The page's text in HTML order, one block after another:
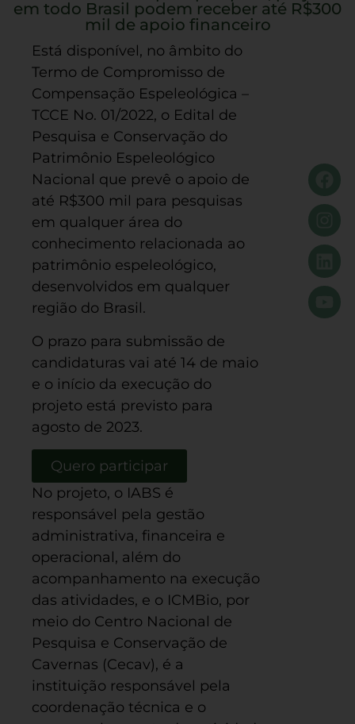
em todo Brasil podem receber até R$300
mil de apoio financeiro
Está disponível, no âmbito do
Termo de Compromisso de
Compensação Espeleológica –
TCCE No. 01/2022, o Edital de
Pesquisa e Conservação do
Patrimônio Espeleológico
Nacional que prevê o apoio de
até R$300 mil para pesquisas
em qualquer área do
conhecimento relacionada ao
patrimônio espeleológico,
desenvolvidos em qualquer
região do Brasil.
O prazo para submissão de
candidaturas vai até 14 de maio
e o início da execução do
projeto está previsto para
agosto de 2023.
Quero participar
No projeto, o IABS é
responsável pela gestão
administrativa, financeira e
operacional, além do
acompanhamento na execução
das atividades, e o ICMBio, por
meio do Centro Nacional de
Pesquisa e Conservação de
Cavernas (Cecav), é a
instituição responsável pela
coordenação técnica e o